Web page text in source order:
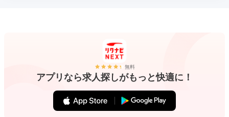
無料
アプリなら求人探しがもっと快適に！